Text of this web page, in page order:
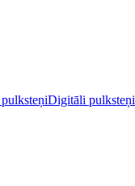
Digitāli pulksteņi